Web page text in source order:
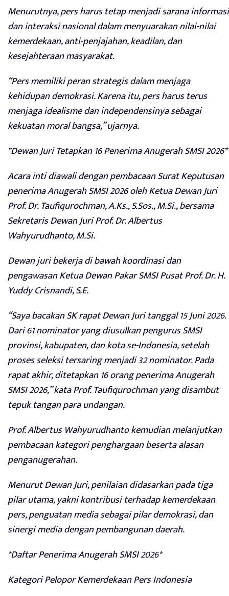
Menurutnya, pers harus tetap menjadi sarana informasi
dan interaksi nasional dalam menyuarakan nilai-nilai
kemerdekaan, anti-penjajahan, keadilan, dan
kesejahteraan masyarakat.
“Pers memiliki peran strategis dalam menjaga
kehidupan demokrasi. Karena itu, pers harus terus
menjaga idealisme dan independensinya sebagai
kekuatan moral bangsa,” ujarnya.
*Dewan Juri Tetapkan 16 Penerima Anugerah SMSI 2026*
Acara inti diawali dengan pembacaan Surat Keputusan
penerima Anugerah SMSI 2026 oleh Ketua Dewan Juri
Prof. Dr. Taufiqurochman, A.Ks., S.Sos., M.Si., bersama
Sekretaris Dewan Juri Prof. Dr. Albertus
Wahyurudhanto, M.Si.
Dewan juri bekerja di bawah koordinasi dan
pengawasan Ketua Dewan Pakar SMSI Pusat Prof. Dr. H.
Yuddy Crisnandi, S.E.
“Saya bacakan SK rapat Dewan Juri tanggal 15 Juni 2026.
Dari 61 nominator yang diusulkan pengurus SMSI
provinsi, kabupaten, dan kota se-Indonesia, setelah
proses seleksi tersaring menjadi 32 nominator. Pada
rapat akhir, ditetapkan 16 orang penerima Anugerah
SMSI 2026,” kata Prof. Taufiqurochman yang disambut
tepuk tangan para undangan.
Prof. Albertus Wahyurudhanto kemudian melanjutkan
pembacaan kategori penghargaan beserta alasan
penganugerahan.
Menurut Dewan Juri, penilaian didasarkan pada tiga
pilar utama, yakni kontribusi terhadap kemerdekaan
pers, penguatan media sebagai pilar demokrasi, dan
sinergi media dengan pembangunan daerah.
*Daftar Penerima Anugerah SMSI 2026*
Kategori Pelopor Kemerdekaan Pers Indonesia